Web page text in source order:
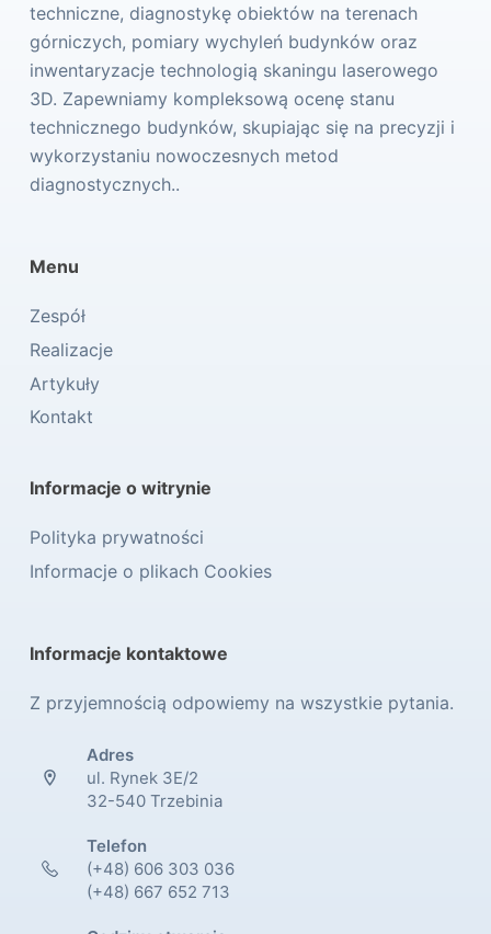
techniczne, diagnostykę obiektów na terenach
górniczych, pomiary wychyleń budynków oraz
inwentaryzacje technologią skaningu laserowego
3D. Zapewniamy kompleksową ocenę stanu
technicznego budynków, skupiając się na precyzji i
wykorzystaniu nowoczesnych metod
diagnostycznych..
Menu
Zespół
Realizacje
Artykuły
Kontakt
Informacje o witrynie
Polityka prywatności
Informacje o plikach Cookies
Informacje kontaktowe
Z przyjemnością odpowiemy na wszystkie pytania.
Adres
ul. Rynek 3E/2
32-540 Trzebinia
Telefon
(+48) 606 303 036
(+48) 667 652 713